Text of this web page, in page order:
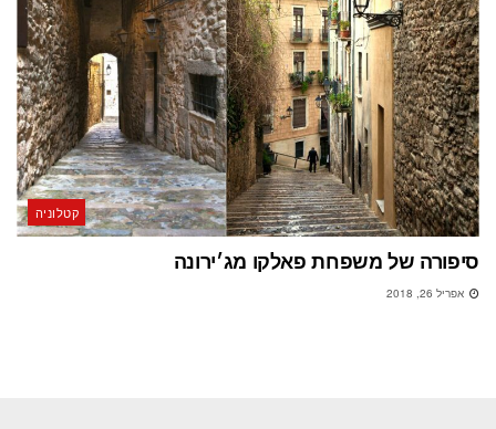
קטלוניה
סיפורה של משפחת פאלקו מג׳ירונה
אפריל 26, 2018